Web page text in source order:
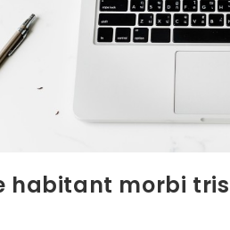
habitant morbi